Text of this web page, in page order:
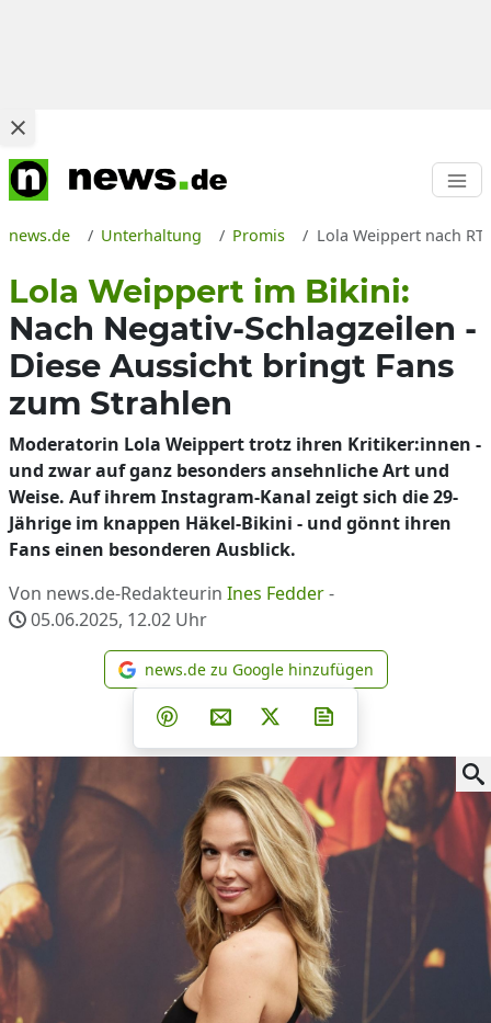
news.de Unterhaltung Promis Lola Weippert nach
Lola Weippert im Bikini:
Nach Negativ-Schlagzeilen -
Diese Aussicht bringt Fans
zum Strahlen
Moderatorin Lola Weippert trotz ihren Kritiker:innen -
und zwar auf ganz besonders ansehnliche Art und
Weise. Auf ihrem Instagram-Kanal zeigt sich die 29-
Jährige im knappen Häkel-Bikini - und gönnt ihren
Fans einen besonderen Ausblick.
Von news.de-Redakteurin Ines Fedder-
05.06.2025, 12.02 Uhr
news.de zu Google
news.de zu Google hinzufügen
Teilen auf Facebook
Teilen auf Whatsapp
Teilen auf Telegram
Teilen auf Pinterest
Per E-Mail teilen
Post auf X